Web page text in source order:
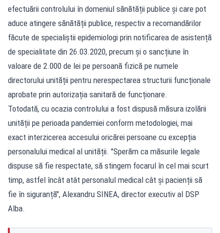
efectuării controlului în domeniul sănătății publice și care pot
aduce atingere sănătății publice, respectiv a recomandărilor
făcute de specialiștii epidemiologi prin notificarea de asistență
de specialitate din 26.03.2020, precum și o sancțiune în
valoare de 2.000 de lei pe persoană fizică pe numele
directorului unității pentru nerespectarea structurii funcționale
aprobate prin autorizația sanitară de funcționare.
Totodată, cu ocazia controlului a fost dispusă măsura izolării
unității pe perioada pandemiei conform metodologiei, mai
exact interzicerea accesului oricărei persoane cu excepția
personalului medical al unității. "Sperăm ca măsurile legale
dispuse să fie respectate, să stingem focarul în cel mai scurt
timp, astfel încât atât personalul medical cât și pacienții să
fie în siguranță", Alexandru SINEA, director executiv al DSP
Alba.